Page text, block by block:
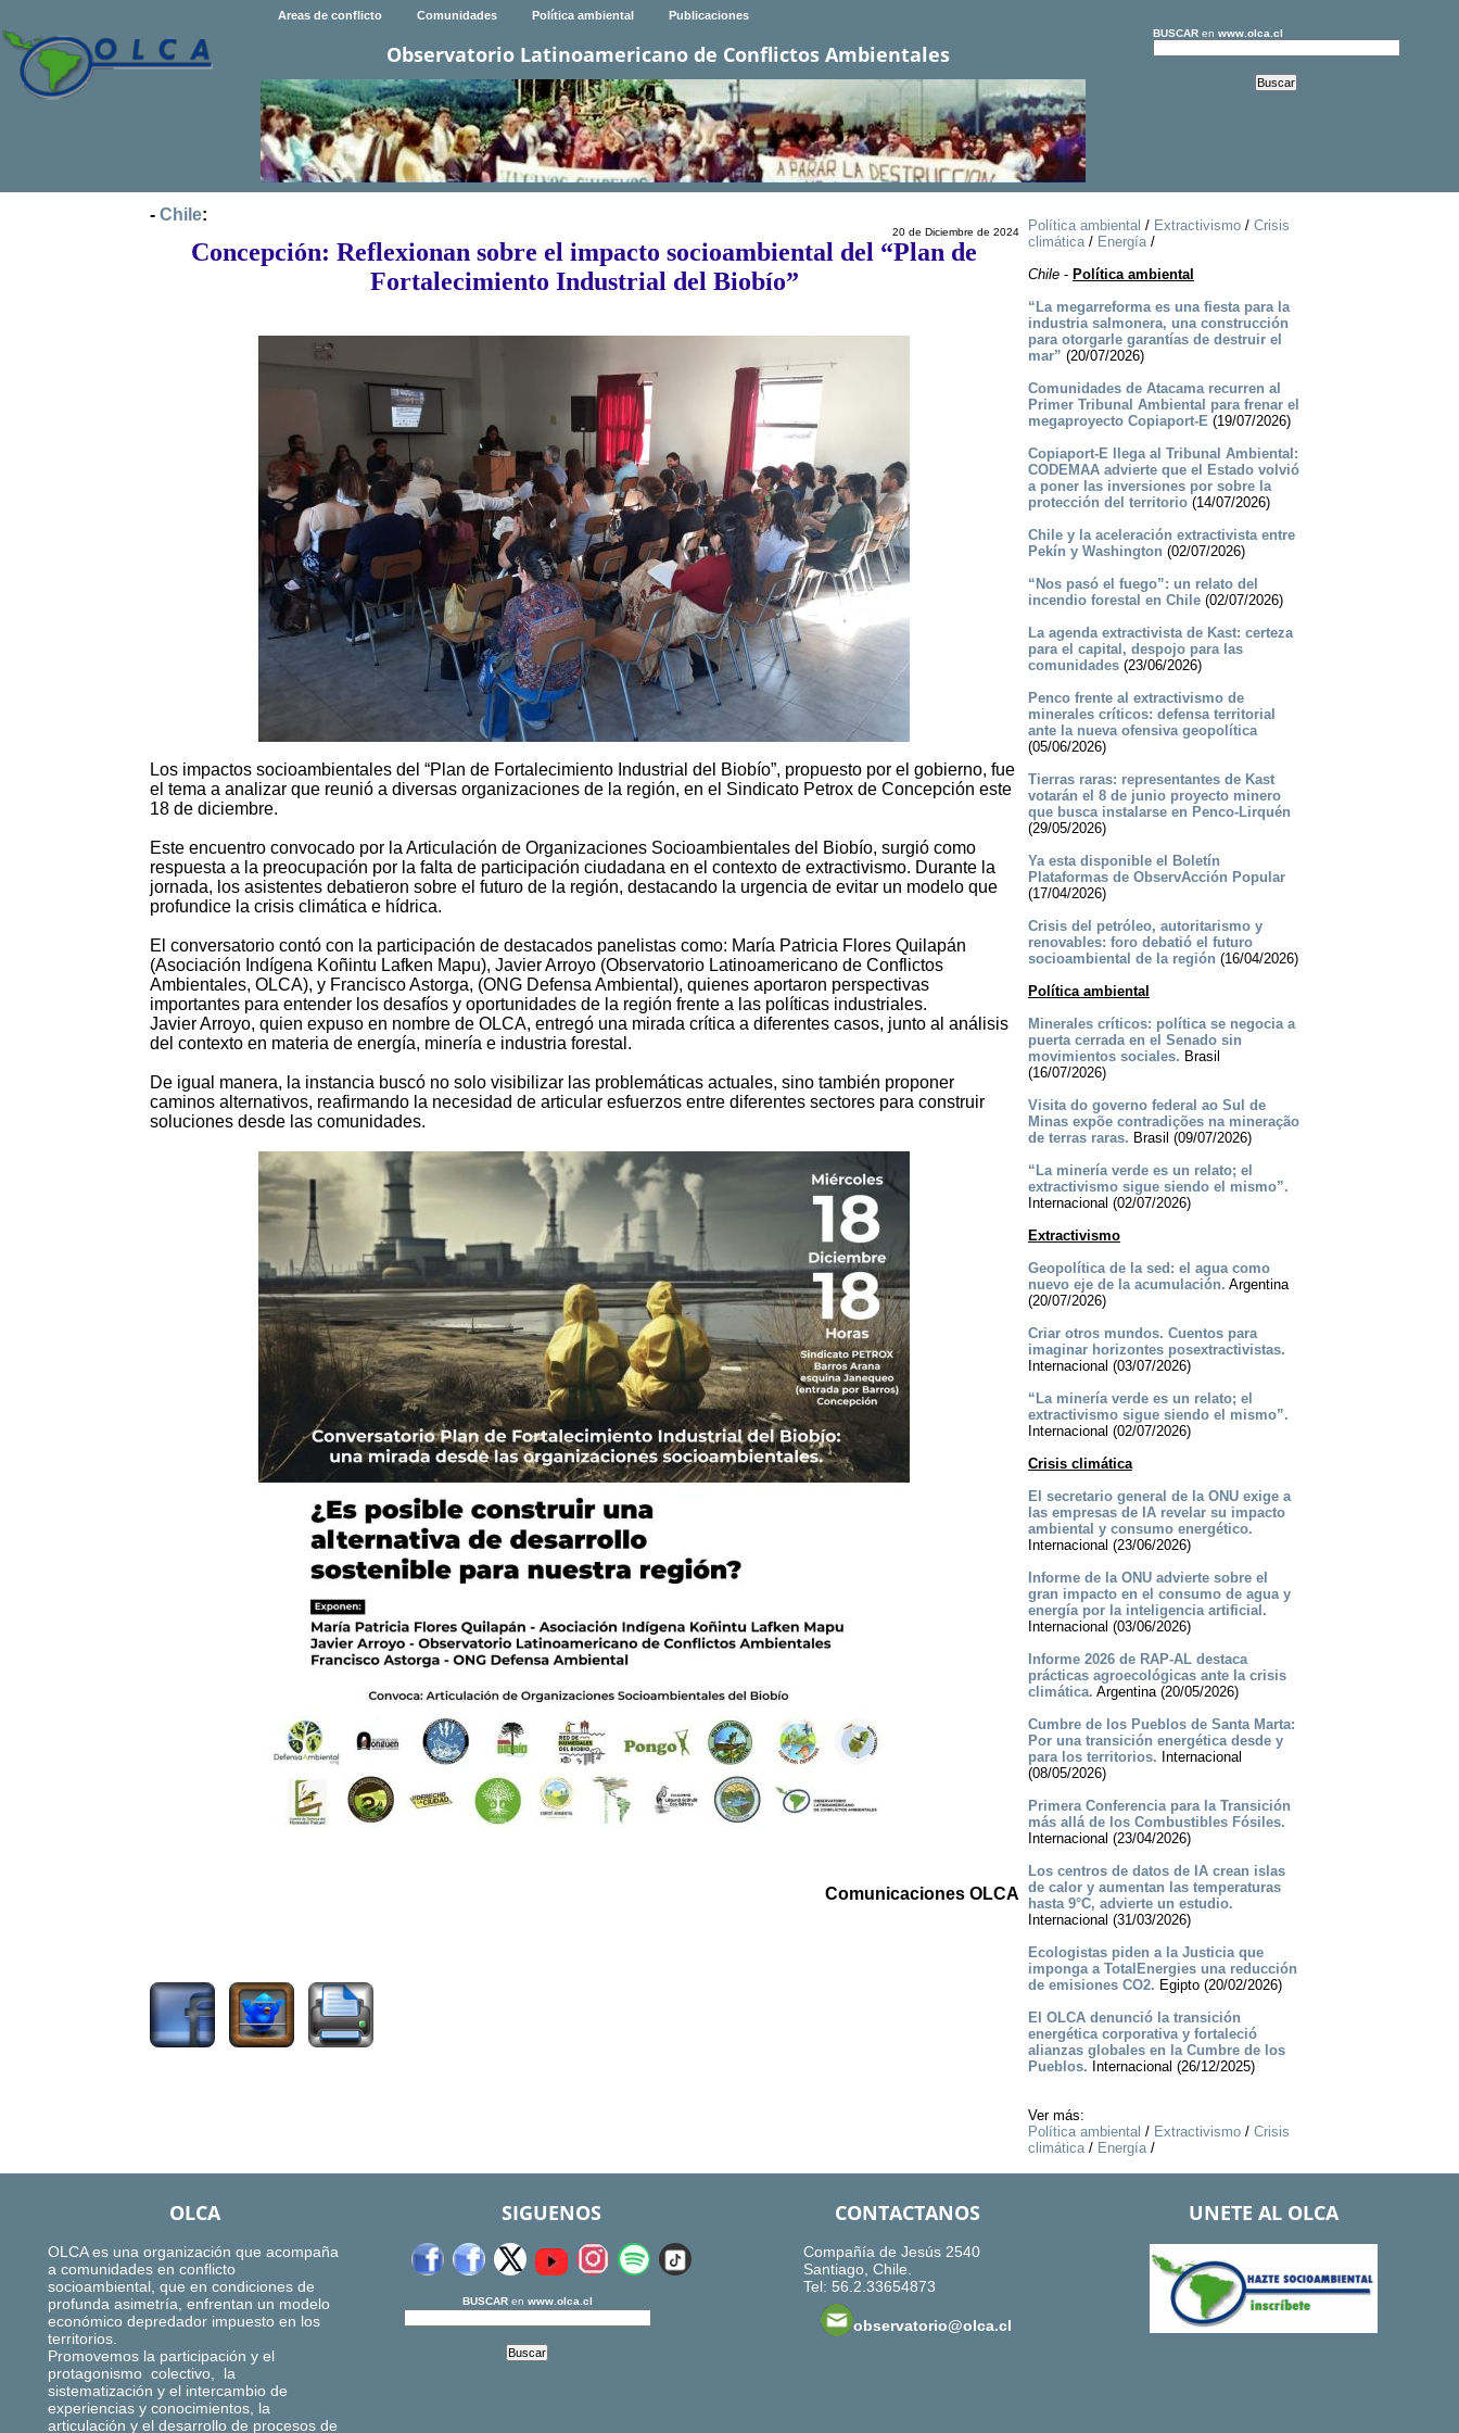
Areas de conflicto Comunidades Política ambiental Publicaciones
Observatorio Latinoamericano de Conflictos Ambientales
BUSCARen www.olca.cl
- Chile:
20 de Diciembre de 2024
Concepción: Reflexionan sobre el impacto socioambiental del “Plan de
Fortalecimiento Industrial del Biobío”
Los impactos socioambientales del “Plan de Fortalecimiento Industrial del Biobío”, propuesto por el gobierno, fue
el tema a analizar que reunió a diversas organizaciones de la región, en el Sindicato Petrox de Concepción este
18 de diciembre.
Este encuentro convocado por la Articulación de Organizaciones Socioambientales del Biobío, surgió como
respuesta a la preocupación por la falta de participación ciudadana en el contexto de extractivismo. Durante la
jornada, los asistentes debatieron sobre el futuro de la región, destacando la urgencia de evitar un modelo que
profundice la crisis climática e hídrica.
El conversatorio contó con la participación de destacados panelistas como: María Patricia Flores Quilapán
(Asociación Indígena Koñintu Lafken Mapu), Javier Arroyo (Observatorio Latinoamericano de Conflictos
Ambientales, OLCA), y Francisco Astorga, (ONG Defensa Ambiental), quienes aportaron perspectivas
importantes para entender los desafíos y oportunidades de la región frente a las políticas industriales.
Javier Arroyo, quien expuso en nombre de OLCA, entregó una mirada crítica a diferentes casos, junto al análisis
del contexto en materia de energía, minería e industria forestal.
De igual manera, la instancia buscó no solo visibilizar las problemáticas actuales, sino también proponer
caminos alternativos, reafirmando la necesidad de articular esfuerzos entre diferentes sectores para construir
soluciones desde las comunidades.
Comunicaciones OLCA
Política ambiental / Extractivismo/ Crisis
climática/ Energía/
Chile- Política ambiental
“La megarreforma es una fiesta para la
industria salmonera, una construcción
para otorgarle garantías de destruir el
mar” (20/07/2026)
Comunidades de Atacama recurren al
Primer Tribunal Ambiental para frenar el
megaproyecto Copiaport-E (19/07/2026)
Copiaport-E llega al Tribunal Ambiental:
CODEMAA advierte que el Estado volvió
a poner las inversiones por sobre la
protección del territorio(14/07/2026)
Chile y la aceleración extractivista entre
Pekín y Washington (02/07/2026)
“Nos pasó el fuego”: un relato del
incendio forestal en Chile(02/07/2026)
La agenda extractivista de Kast: certeza
para el capital, despojo para las
comunidades(23/06/2026)
Penco frente al extractivismo de
minerales críticos: defensa territorial
ante la nueva ofensiva geopolítica
(05/06/2026)
Tierras raras: representantes de Kast
votarán el 8 de junio proyecto minero
que busca instalarse en Penco-Lirquén
(29/05/2026)
Ya esta disponible el Boletín
Plataformas de ObservAcción Popular
(17/04/2026)
Crisis del petróleo, autoritarismo y
renovables: foro debatió el futuro
socioambiental de la región (16/04/2026)
Política ambiental
Minerales críticos: política se negocia a
puerta cerrada en el Senado sin
movimientos sociales. Brasil
(16/07/2026)
Visita do governo federal ao Sul de
Minas expõe contradições na mineração
de terras raras. Brasil (09/07/2026)
“La minería verde es un relato; el
extractivismo sigue siendo el mismo”.
Internacional (02/07/2026)
Extractivismo
Geopolítica de la sed: el agua como
nuevo eje de la acumulación. Argentina
(20/07/2026)
Criar otros mundos. Cuentos para
imaginar horizontes posextractivistas.
Internacional (03/07/2026)
“La minería verde es un relato; el
extractivismo sigue siendo el mismo”.
Internacional (02/07/2026)
Crisis climática
El secretario general de la ONU exige a
las empresas de IA revelar su impacto
ambiental y consumo energético.
Internacional (23/06/2026)
Informe de la ONU advierte sobre el
gran impacto en el consumo de agua y
energía por la inteligencia artificial.
Internacional (03/06/2026)
Informe 2026 de RAP-AL destaca
prácticas agroecológicas ante la crisis
climática. Argentina (20/05/2026)
Cumbre de los Pueblos de Santa Marta:
Por una transición energética desde y
para los territorios. Internacional
(08/05/2026)
Primera Conferencia para la Transición
más allá de los Combustibles Fósiles.
Internacional (23/04/2026)
Los centros de datos de IA crean islas
de calor y aumentan las temperaturas
hasta 9°C, advierte un estudio.
Internacional (31/03/2026)
Ecologistas piden a la Justicia que
imponga a TotalEnergies una reducción
de emisiones CO2. Egipto (20/02/2026)
El OLCA denunció la transición
energética corporativa y fortaleció
alianzas globales en la Cumbre de los
Pueblos. Internacional (26/12/2025)
Ver más:
Política ambiental / Extractivismo/ Crisis
climática/ Energía/
OLCA
OLCA es una organización que acompaña
a comunidades en conflicto
socioambiental, que en condiciones de
profunda asimetría, enfrentan un modelo
económico depredador impuesto en los
territorios.
Promovemos la participación y el
protagonismo colectivo, la
sistematización y el intercambio de
experiencias y conocimientos, la
articulación y el desarrollo de procesos de
SIGUENOS
BUSCARen www.olca.cl
CONTACTANOS
Compañía de Jesús 2540
Santiago, Chile.
Tel: 56.2.33654873
observatorio@olca.cl
UNETE AL OLCA